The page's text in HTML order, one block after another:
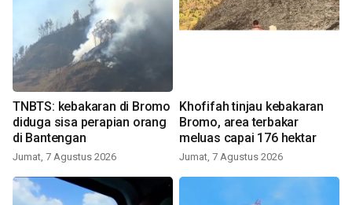
TNBTS: kebakaran di Bromo
diduga sisa perapian orang
di Bantengan
Jumat, 7 Agustus 2026
Khofifah tinjau kebakaran
Bromo, area terbakar
meluas capai 176 hektar
Jumat, 7 Agustus 2026